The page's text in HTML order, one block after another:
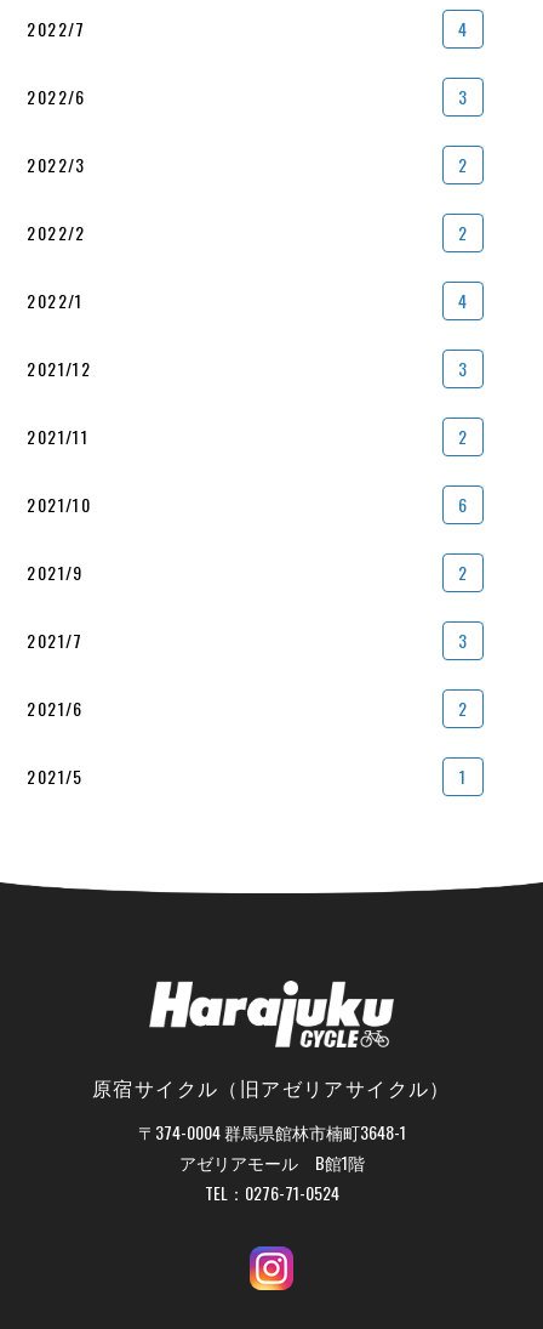
2022/7 4
2022/6 3
2022/3 2
2022/2 2
2022/1 4
2021/12 3
2021/11 2
2021/10 6
2021/9 2
2021/7 3
2021/6 2
2021/5 1
原宿サイクル（旧アゼリアサイクル）
〒374-0004 群馬県館林市楠町3648-1
アゼリアモール B館1階
TEL： 0276-71-0524